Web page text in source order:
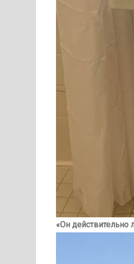
«Он действительно